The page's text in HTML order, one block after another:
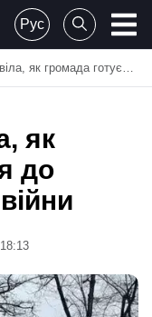
Рус
готується до холодів в умовах війни
як
до